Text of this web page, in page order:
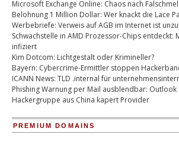
Microsoft Exchange Online: Chaos nach
Belohnung 1 Million Dollar: Wer knackt die Lace
Werbebriefe: Verweis auf AGB im Internet ist
Schwachstelle in AMD Prozessor-Chips entdeckt:
infiziert
Kim Dotcom: Lichtgestalt oder Krimineller?
Bayern: Cybercrime-Ermittler stoppen
ICANN News: TLD .internal für
Phishing Warnung per Mail ausblendbar: Outlook
Hackergruppe aus China kapert Provider
PREMIUM DOMAINS